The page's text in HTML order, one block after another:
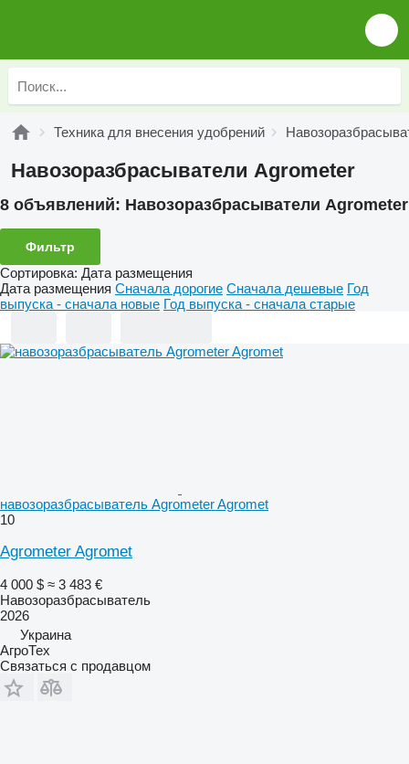
Техника для внесения удобрений
Навозоразбрасыватели Agrometer
8 объявлений: Навозоразбрасыватели Agrometer
Фильтр
Сортировка: Дата размещения
Дата размещения Сначала дорогие Сначала дешевые Год
выпуска - сначала новые Год выпуска - сначала старые
навозоразбрасыватель Agrometer Agromet
10
Agrometer Agromet
4 000 $ ≈ 3 483 €
Навозоразбрасыватель
2026
Украина
АгроТех
Связаться с продавцом